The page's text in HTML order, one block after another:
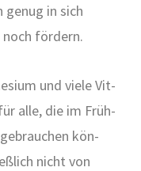
genug in sich
noch för­dern.
und vie­le Vit­
alle, die im Früh­
kön­
nicht von